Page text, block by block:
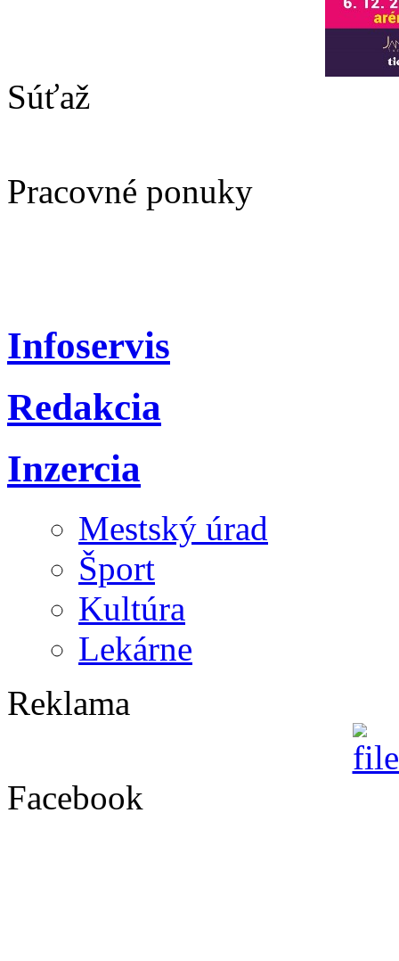
Súťaž
Pracovné ponuky
Infoservis
Redakcia
Inzercia
Mestský úrad
Šport
Kultúra
Lekárne
Reklama
Facebook